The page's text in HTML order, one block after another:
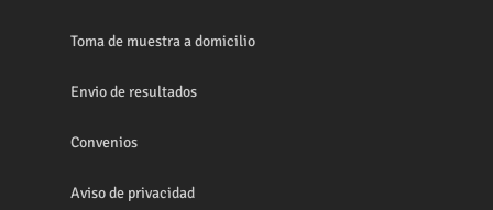
Toma de muestra a domicilio
Envio de resultados
Convenios
Aviso de privacidad